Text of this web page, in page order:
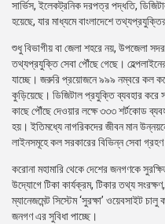
সার্ভিস, ইলেকট্রনিক দরপত্র পদ্ধতি,
হয়েছে, যার মাধ্যমে বাংলাদেশে
শুধু বিভাগীয় বা জেলা শহরে নয়, উপজেলা
তথ্যপ্রযুক্তি সেবা পৌঁছে গেছে।
যাচ্ছে। জরুরি প্রয়োজনে ৯৯৯ নম্বরে কল
কুড়িয়েছে। ডিজিটাল প্রযুক্তি ব্যবহার করে
কাছে পৌঁছে দেওয়ার লক্ষে ৩৩৩ শর্টকোড
হয়। ইতিমধ্যে নাগরিকদের জীবন মান
লাইনসমূহে কল সরকারের বিভিন্ন সেবা
করোনা মহামারি থেকে দেশের জনগণকে
উদ্যোগে টিকা কার্যক্রম, টিকার তথ্য
ম্যানেজমেন্ট সিস্টেম ‘সুরক্ষা’ ওয়েবসাইট
জনগণ এর সুবিধা পাচ্ছে।